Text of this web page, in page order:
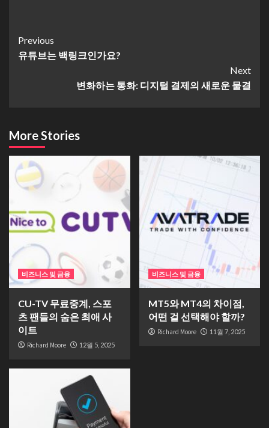
Continue
Reading
Previous
유튜브는 백링크인가요?
Next
변화하는 통화: 디지털 결제의 새로운 물결
More Stories
비즈니스 및 금융
CU-TV 무료중계, 스포
츠 팬들의 숨은 최애 사
이트
Richard Moore 12월 5, 2025
비즈니스 및 금융
MT5와 MT4의 차이점,
어떤 걸 선택해야 할까?
Richard Moore 11월 7, 2025